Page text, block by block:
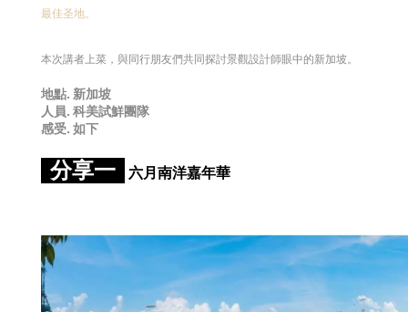
最佳圣地。
本次講者上菜，與同行朋友們共同探討景觀設計師眼中的新加坡。
地點. 新加坡
人員. 科美試鮮團隊
感受. 如下
分享一 六月南洋嘉年華